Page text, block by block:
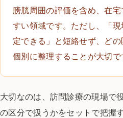
膀胱周囲の評価を含め、在
すい領域です。ただし、「
定できる」と短絡せず、ど
個別に整理することが大切で
大切なのは、訪問診療の現場で
の区分で扱うかをセットで把握